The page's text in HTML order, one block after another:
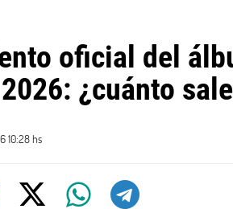
oficial del
¿cuánto
10:28 hs